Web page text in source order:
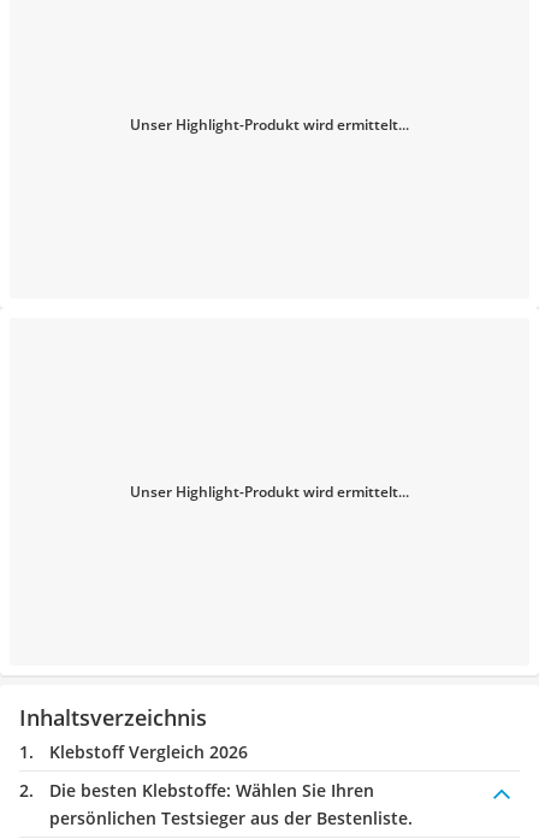
Unser Highlight-Produkt wird ermittelt...
Unser Highlight-Produkt wird ermittelt...
Inhaltsverzeichnis
Klebstoff Vergleich 2026
Die besten Klebstoffe: Wählen Sie Ihren
persönlichen Testsieger aus der Bestenliste.